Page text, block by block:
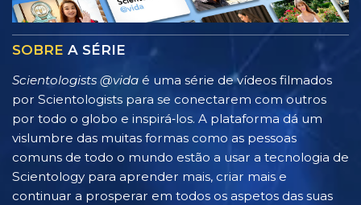
SOBRE A SÉRIE
Scientologists @vida é uma série de vídeos filmados
por Scientologists para se conectarem com outros
por todo o globo e inspirá‑los. A plataforma dá um
vislumbre das muitas formas como as pessoas
comuns de todo o mundo estão a usar a tecnologia de
Scientology para aprender mais, criar mais e
continuar a prosperar em todos os aspetos das suas